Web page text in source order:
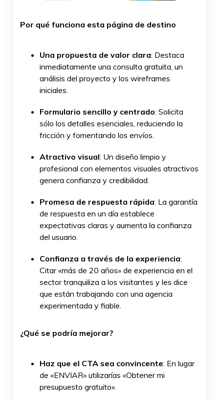
Por qué funciona esta página de destino
Una propuesta de valor clara: Destaca
inmediatamente una consulta gratuita, un
análisis del proyecto y los wireframes
iniciales.
Formulario sencillo y centrado: Solicita
sólo los detalles esenciales, reduciendo la
fricción y fomentando los envíos.
Atractivo visual: Un diseño limpio y
profesional con elementos visuales atractivos
genera confianza y credibilidad.
Promesa de respuesta rápida: La garantía
de respuesta en un día establece
expectativas claras y aumenta la confianza
del usuario.
Confianza a través de la experiencia:
Citar «más de 20 años» de experiencia en el
sector tranquiliza a los visitantes y les dice
que están trabajando con una agencia
experimentada y fiable.
¿Qué se podría mejorar?
Haz que el CTA sea convincente: En lugar
de «ENVIAR» utilizarías «Obtener mi
presupuesto gratuito».